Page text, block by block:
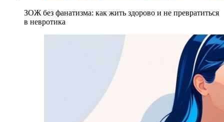
ЗОЖ без фанатизма: как жить здорово и не превратиться
в невротика